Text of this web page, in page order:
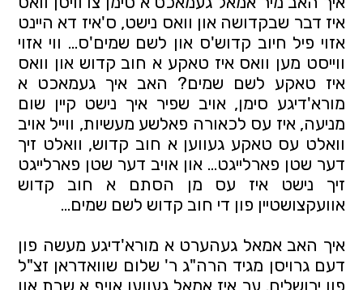
איז דבר שבקדושה און וואס נישט, ס'איז דא היינט
אזוי פיל חיוב קדוש'ס און לשם שמים'ס… ווי אזוי
ווייסט מען וואס איז טאקע א חוב קדוש און וואס
איז טאקע לשם שמים? האב איך געמאכט א
מורא'דיגע סימן, אויב שפיר איך נישט קיין שום
מניעה, איז עס לכאורה פאלשע מעשיות, ווייל אויב
וואלט עס טאקע געווען א חוב קדוש, וואלט זיך
דער שטן פארלייגט… און אויב דער שטן פארלייגט
זיך נישט איז עס מן הסתם א חוב קדוש
אוועקצושטיין פון די חוב קדוש לשם שמים...
איך האב אמאל געהערט א מורא'דיגע מעשה פון
דעם גרויסן מגיד הרה"ג ר' שלום שוואדראן זצ"ל
פון ירושלים. ער איז אמאל געווען אויף א שבת און